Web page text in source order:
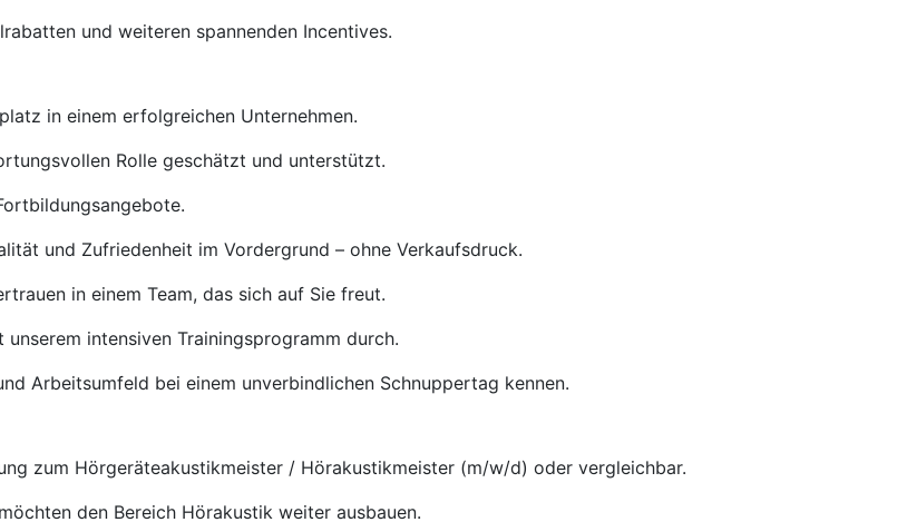
und weiteren spannenden Incentives.
in einem erfolgreichen Unternehmen.
Rolle geschätzt und unterstützt.
und Zufriedenheit im Vordergrund – ohne Verkaufsdruck.
in einem Team, das sich auf Sie freut.
unserem intensiven Trainingsprogramm durch.
Arbeitsumfeld bei einem unverbindlichen Schnuppertag kennen.
zum Hörgeräteakustikmeister / Hörakustikmeister (m/w/d) oder vergleichbar.
den Bereich Hörakustik weiter ausbauen.